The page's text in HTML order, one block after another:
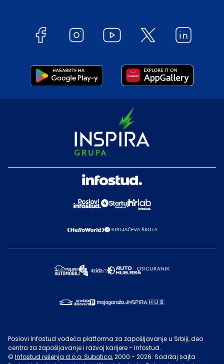
Poslovi Infostud vodeća platforma za zapošljavanje u Srbiji, deo
centra za zapošljavanje i razvoj karijere - Infostud.
© Infostud rešenja d.o.o. Subotica, 2000 - 2026. Sadržaj sajta